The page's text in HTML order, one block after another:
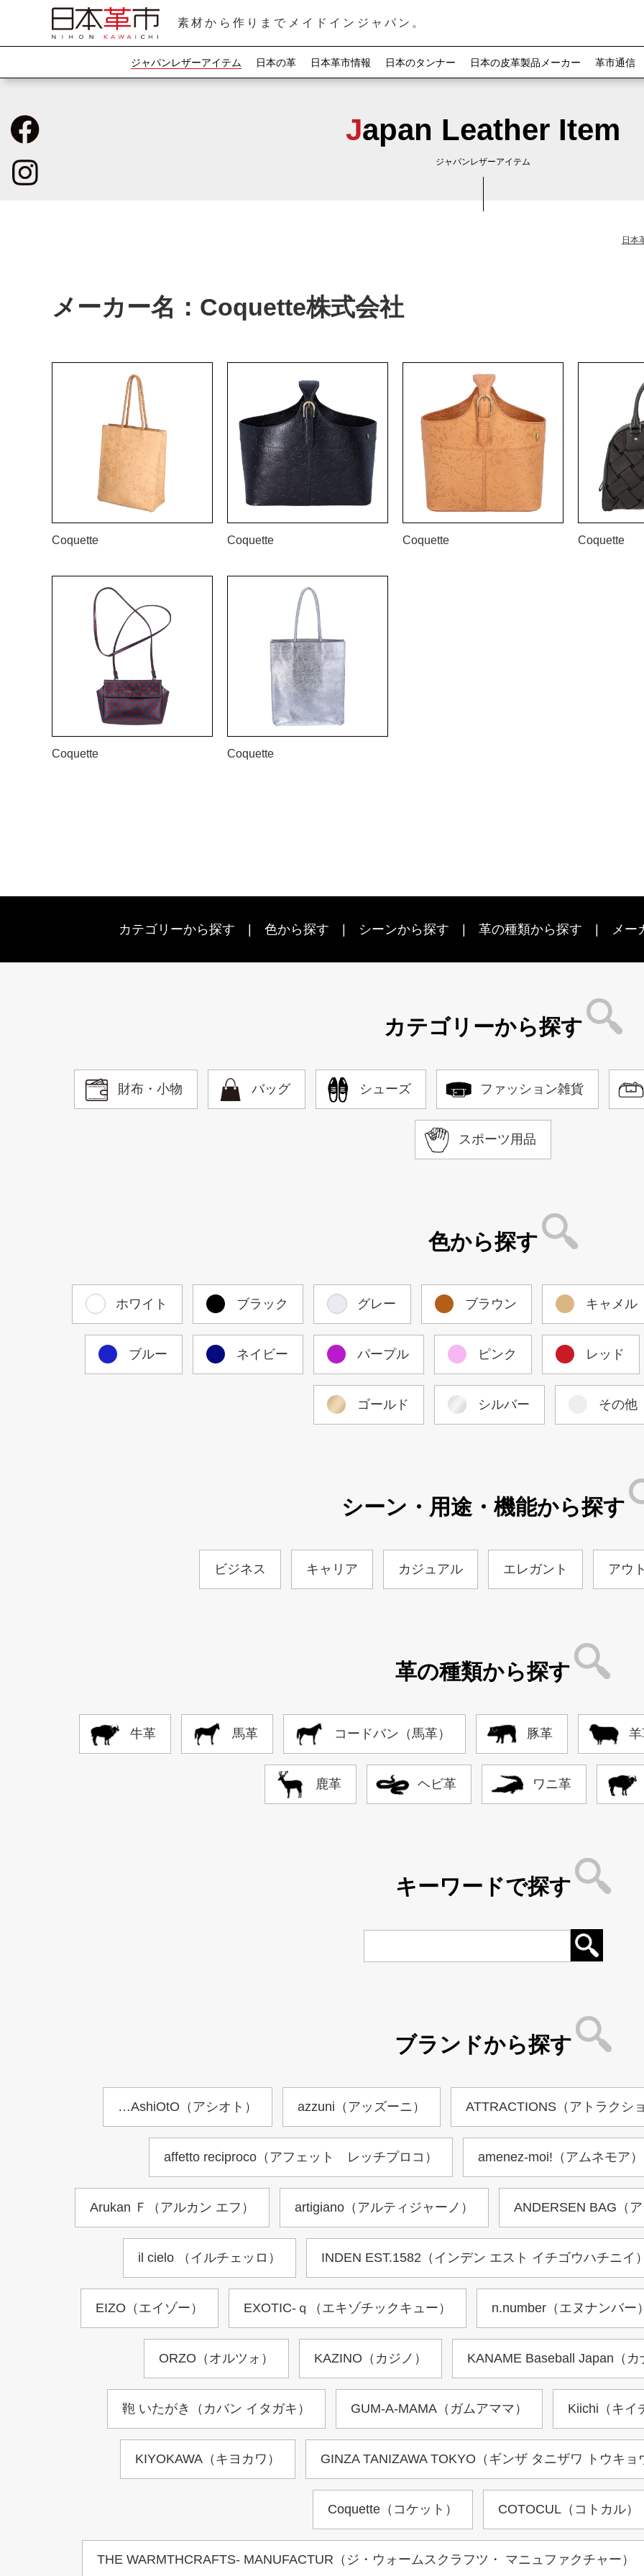
素材から作りまでメイドインジャパン。
ジャパンレザーアイテム 日本の革 日本革市情報 日本のタンナー 日本の皮革製品メーカー 革市通信
Japan Leather Item
ジャパンレザーアイテム
日本
メーカー名：Coquette株式会社
Coquette Coquette Coquette Coquette
Coquette Coquette
カテゴリーから探す 色から探す シーンから探す 革の種類から探す メー
カテゴリーから探す
財布・小物 バッグ シューズ ファッション雑貨
スポーツ用品
色から探す
ホワイト ブラック グレー ブラウン キャメル
ブルー ネイビー パープル ピンク レッド
ゴールド シルバー その他
シーン・用途・機能から探す
ビジネス キャリア カジュアル エレガント アウ
革の種類から探す
牛革 馬革 コードバン（馬革） 豚革
鹿革 ヘビ革 ワニ革
キーワードで探す
ブランドから探す
…AshiOtO（アシオト） azzuni（アッズーニ） ATTRACTIONS（アトラクシ
affetto reciproco（アフェット レッチプロコ） amenez-moi!（アムネモア）
Arukan Ｆ（アルカン エフ） artigiano（アルティジャーノ） ANDERSEN BAG（ア
il cielo （イルチェッロ） INDEN EST.1582（インデン エスト イチゴウハチニイ）
EIZO（エイゾー） EXOTIC-ｑ（エキゾチックキュー） n.number（エヌナンバー）
ORZO（オルツォ） KAZINO（カジノ） KANAME Baseball Japan（カ
鞄 いたがき（カバン イタガキ） GUM-A-MAMA（ガムアママ） Kiichi（キイ
KIYOKAWA（キヨカワ） GINZA TANIZAWA TOKYO（ギンザ タニザワ トウキョ
Coquette（コケット） COTOCUL（コトカル）
THE WARMTHCRAFTS- MANUFACTUR（ジ・ウォームスクラフツ・ マニュファクチャー）